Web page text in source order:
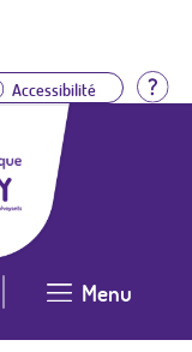
Accessibilité
Menu